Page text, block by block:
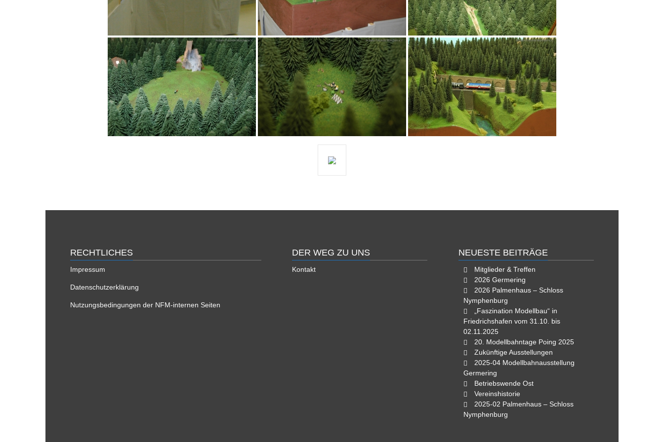
RECHTLICHES
Impressum
Datenschutzerklärung
Nutzungsbedingungen der NFM-internen Seiten
DER WEG ZU UNS
Kontakt
NEUESTE BEITRÄGE
Mitglieder & Treffen
2026 Germering
2026 Palmenhaus – Schloss
Nymphenburg
„Faszination Modellbau“ in
Friedrichshafen vom 31.10. bis
02.11.2025
20. Modellbahntage Poing 2025
Zukünftige Ausstellungen
2025-04 Modellbahnausstellung
Germering
Betriebswende Ost
Vereinshistorie
2025-02 Palmenhaus – Schloss
Nymphenburg